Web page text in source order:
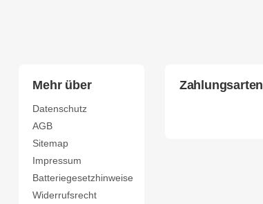
Mehr über
Datenschutz
AGB
Sitemap
Impressum
Batteriegesetzhinweise
Widerrufsrecht
Zahlungsarten